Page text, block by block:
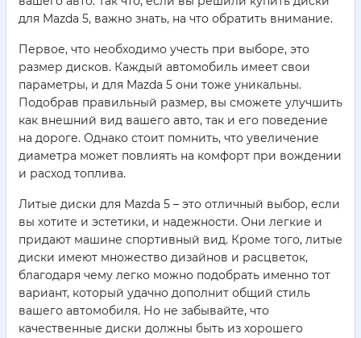
для Mazda 5, важно знать, на что обратить внимание.
Первое, что необходимо учесть при выборе, это
размер дисков. Каждый автомобиль имеет свои
параметры, и для Mazda 5 они тоже уникальны.
Подобрав правильный размер, вы сможете улучшить
как внешний вид вашего авто, так и его поведение
на дороге. Однако стоит помнить, что увеличение
диаметра может повлиять на комфорт при вождении
и расход топлива.
Литые диски для Mazda 5 – это отличный выбор, если
вы хотите и эстетики, и надежности. Они легкие и
придают машине спортивный вид. Кроме того, литые
диски имеют множество дизайнов и расцветок,
благодаря чему легко можно подобрать именно тот
вариант, который удачно дополнит общий стиль
вашего автомобиля. Но не забывайте, что
качественные диски должны быть из хорошего